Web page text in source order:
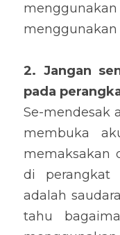
menggunakan
2. Jangan
pada
Se-mendesak
membuka
memaksakan
di perangkat
adalah
tahu